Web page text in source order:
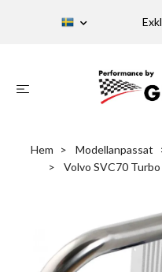
Hem Modellanpassat
Volvo SVC70